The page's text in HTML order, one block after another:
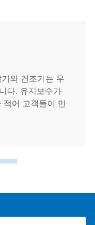
와 건조기는 우
다. 유지보수가
적어 고객들이 만